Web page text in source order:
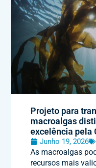
Projeto para
macroalgas
excelência pela
Junho 19, 2026
As macroalgas
recursos mais